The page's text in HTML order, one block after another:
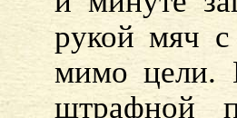
рукой мяч
мимо цели.
штрафной